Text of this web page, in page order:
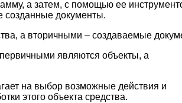
а затем, с помощью ее
созданные документы.
а вторичными – создаваемые
являются объекты, а
на выбор возможные действия и
этого объекта средства.